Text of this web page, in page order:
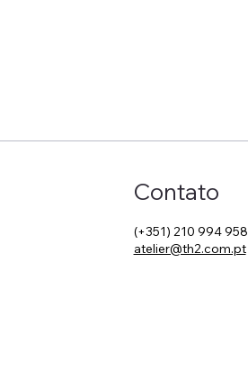
Contato
(+351) 210 994 958
atelier@th2.com.pt